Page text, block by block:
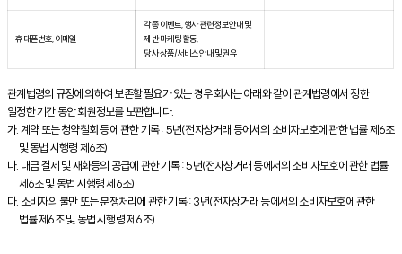
휴대폰번호, 이메일
각종 이벤트, 행사 관련 정보안내 및
제반 마케팅 활동,
당사 상품/서비스 안내 및 권유
관계법령의 규정에 의하여 보존할 필요가 있는 경우 회사는 아래와 같이 관계법령에서 정한
일정한 기간 동안 회원정보를 보관합니다.
가. 계약 또는 청약철회 등에 관한 기록 : 5년(전자상거래 등에서의 소비자보호에 관한 법률 제6조
및 동법 시행령 제6조)
나. 대금 결제 및 재화등의 공급에 관한 기록 : 5년(전자상거래 등에서의 소비자보호에 관한 법률
제6조 및 동법 시행령 제6조)
다. 소비자의 불만 또는 분쟁처리에 관한 기록 : 3년(전자상거래 등에서의 소비자보호에 관한
법률 제6조 및 동법 시행령 제6조)